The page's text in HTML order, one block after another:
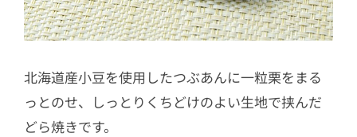
北海道産小豆を使用したつぶあんに一粒栗をまる
っとのせ、しっとりくちどけのよい生地で挟んだ
どら焼きです。